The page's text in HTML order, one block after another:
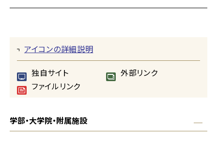
アイコンの詳細説明
独自サイト
外部リンク
ファイルリンク
学部・大学院・附属施設